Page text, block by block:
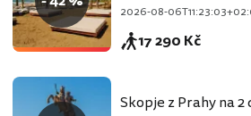
2026-08-
17 290 Kč
Skopje z Prahy na 2